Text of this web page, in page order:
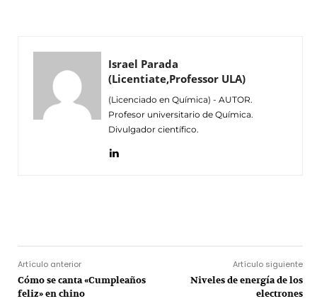
Israel Parada
(Licentiate,Professor ULA)
(Licenciado en Química) - AUTOR.
Profesor universitario de Química.
Divulgador científico.
Artículo anterior
Cómo se canta «Cumpleaños
feliz» en chino
Artículo siguiente
Niveles de energía de los
electrones